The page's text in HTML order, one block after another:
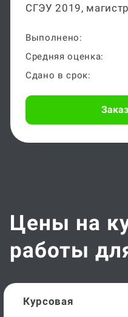
СГЭУ 2019, магистр
Выполнено:
Средняя оценка:
Сдано в срок:
Цены на
работы
Курсовая